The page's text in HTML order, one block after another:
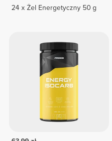
24 x Żel Energetyczny 50 g